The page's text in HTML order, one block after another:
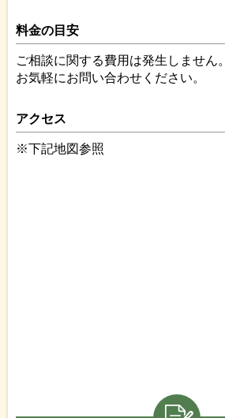
料金の目安
ご相談に関する費用は発生しません。
お気軽にお問い合わせください。
アクセス
※下記地図参照